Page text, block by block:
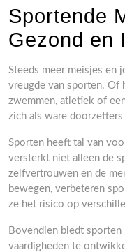
Sportende
Gezond en
Steeds meer meisjes en
vreugde van sporten. Of
zwemmen, atletiek of
zich als ware
Sporten heeft tal van
versterkt niet alleen de
zelfvertrouwen en de
bewegen, verbeteren
ze het risico op
Bovendien biedt
vaardigheden te